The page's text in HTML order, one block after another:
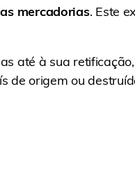
mercadorias. Este
até à sua
de origem ou